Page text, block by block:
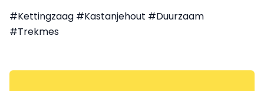
#Kettingzaag #Kastanjehout #Duurzaam
#Trekmes